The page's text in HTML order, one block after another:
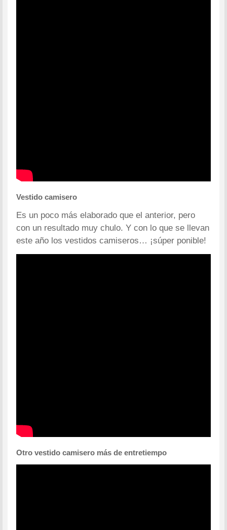
Vestido camisero
Es un poco más elaborado que el anterior, pero
con un resultado muy chulo. Y con lo que se llevan
este año los vestidos camiseros… ¡súper ponible!
Otro vestido camisero más de entretiempo